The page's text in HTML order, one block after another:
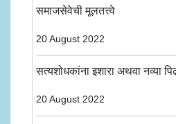
समाजसेवेची मूलतत्त्वे
20 August 2022
सत्यशोधकांना इशारा अथवा नव्या
20 August 2022